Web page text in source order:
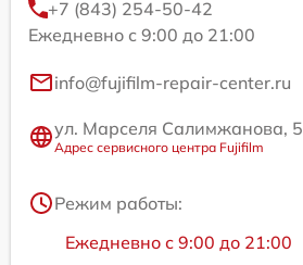
+7 (843) 254-50-42
Ежедневно с 9:00 до 21:00
info@fujifilm-repair-center.ru
ул. Марселя Салимжанова, 5
Адрес сервисного центра Fujifilm
Режим работы:
Ежедневно с 9:00 до 21:00